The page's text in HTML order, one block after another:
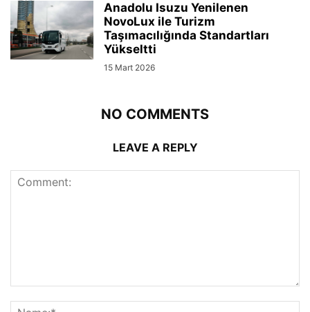
Anadolu Isuzu Yenilenen
NovoLux ile Turizm
Taşımacılığında Standartları
Yükseltti
15 Mart 2026
NO COMMENTS
LEAVE A REPLY